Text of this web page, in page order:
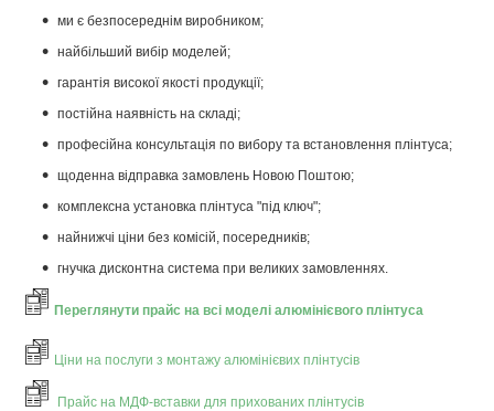
ми є безпосереднім виробником;
найбільший вибір моделей;
гарантія високої якості продукції;
постійна наявність на складі;
професійна консультація по вибору та встановлення плінтуса;
щоденна відправка замовлень Новою Поштою;
комплексна установка плінтуса "під ключ";
найнижчі ціни без комісій, посередників;
гнучка дисконтна система при великих замовленнях.
Переглянути прайс на всі моделі алюмінієвого плінтуса
Ціни на послуги з монтажу алюмінієвих плінтусів
Прайс на МДФ-вставки для прихованих плінтусів